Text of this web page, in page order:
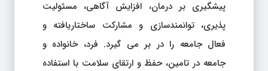
پیشگیری بر درمان، افزایش آگاهی، مسئولیت
پذیری، توانمندسازی و مشارکت ساختاریافته و
فعال جامعه را در بر می گیرد. فرد، خانواده و
جامعه در تامین، حفظ و ارتقای سلامت با استفاده